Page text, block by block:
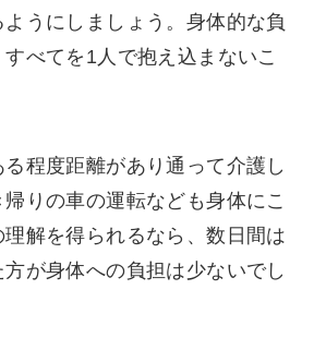
うにしましょう。身体的な負
べてを1人で抱え込まないこ
程度距離があり通って介護し
りの車の運転なども身体にこ
解を得られるなら、数日間は
が身体への負担は少ないでし